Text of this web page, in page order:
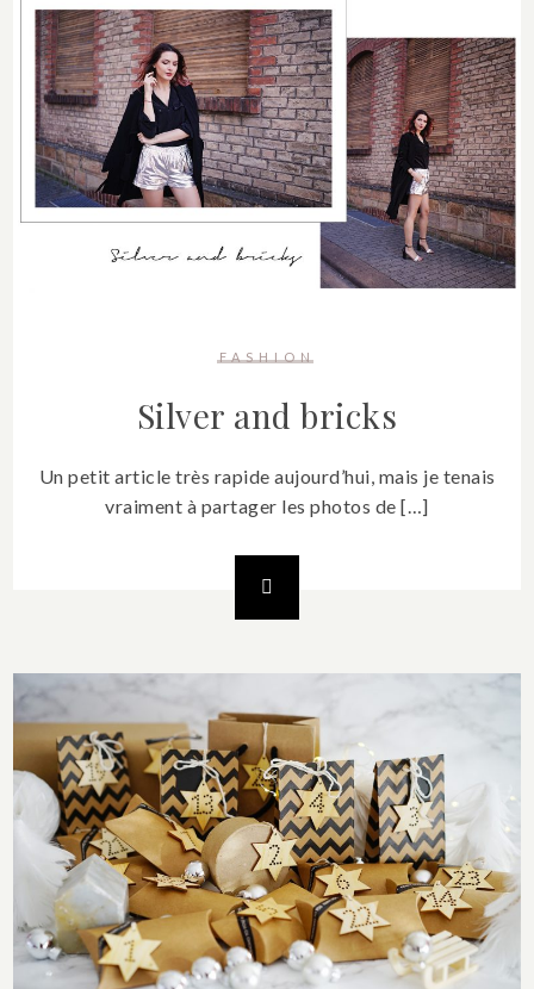
FASHION
Silver and bricks
Un petit article très rapide aujourd’hui, mais je tenais
vraiment à partager les photos de […]